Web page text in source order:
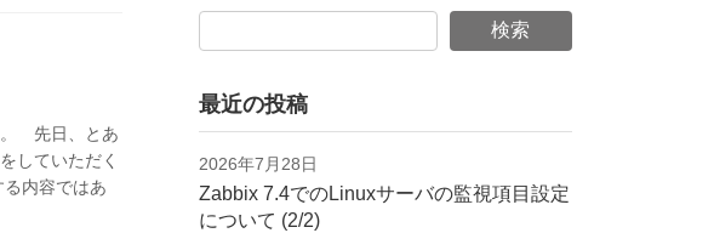
。 先日、とあ
していただく
内容ではあ
検索
最近の投稿
2026年7月28日
Zabbix 7.4でのLinuxサーバの監視項目設定
について (2/2)